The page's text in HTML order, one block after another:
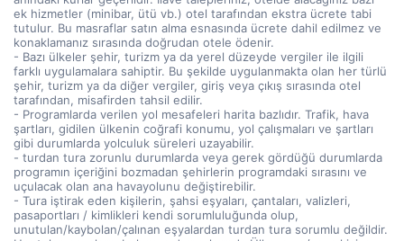
ek hizmetler (minibar, ütü vb.) otel tarafından ekstra ücrete tabi
tutulur. Bu masraflar satın alma esnasında ücrete dahil edilmez ve
konaklamanız sırasında doğrudan otele ödenir.
- Bazı ülkeler şehir, turizm ya da yerel düzeyde vergiler ile ilgili
farklı uygulamalara sahiptir. Bu şekilde uygulanmakta olan her türlü
şehir, turizm ya da diğer vergiler, giriş veya çıkış sırasında otel
tarafından, misafirden tahsil edilir.
- Programlarda verilen yol mesafeleri harita bazlıdır. Trafik, hava
şartları, gidilen ülkenin coğrafi konumu, yol çalışmaları ve şartları
gibi durumlarda yolculuk süreleri uzayabilir.
- turdan tura zorunlu durumlarda veya gerek gördüğü durumlarda
programın içeriğini bozmadan şehirlerin programdaki sırasını ve
uçulacak olan ana havayolunu değiştirebilir.
- Tura iştirak eden kişilerin, şahsi eşyaları, çantaları, valizleri,
pasaportları / kimlikleri kendi sorumluluğunda olup,
unutulan/kaybolan/çalınan eşyalardan turdan tura sorumlu değildir.